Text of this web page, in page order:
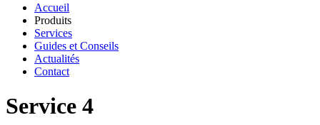
Accueil
Produits
Services
Guides et Conseils
Actualités
Contact
Service 4